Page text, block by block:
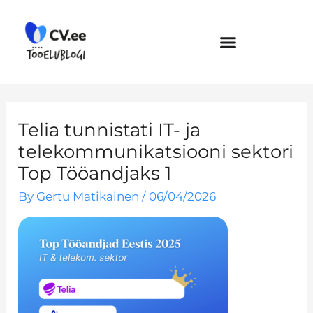
content
Telia tunnistati IT- ja
telekommunikatsiooni sektori
Top Tööandjaks 1
By Gertu Matikainen/ 06/04/2026